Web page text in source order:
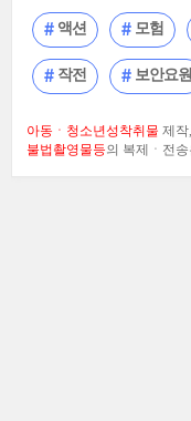
액션 모험
작전 보안요원
아동ㆍ청소년성착취물 제작
불법촬영물등의 복제ㆍ전송